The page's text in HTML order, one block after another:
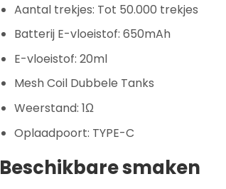
Aantal trekjes: Tot 50.000 trekjes
Batterij E-vloeistof: 650mAh
E-vloeistof: 20ml
Mesh Coil Dubbele Tanks
Weerstand: 1Ω
Oplaadpoort: TYPE-C
Beschikbare smaken